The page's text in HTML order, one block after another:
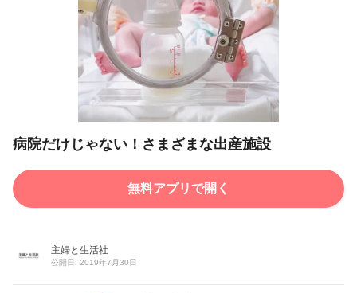
病院だけじゃない！さまざまな出産施設
無料アプリで開く
主婦と生活社
公開日: 2019年7月30日